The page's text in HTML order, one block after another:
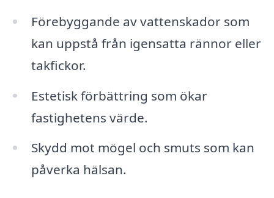
Förebyggande av vattenskador som
kan uppstå från igensatta rännor eller
takfickor.
Estetisk förbättring som ökar
fastighetens värde.
Skydd mot mögel och smuts som kan
påverka hälsan.